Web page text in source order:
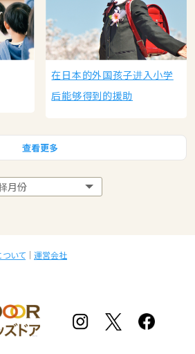
在日本的外国孩子进入小学
后能够得到的援助
查看更多
いて 運営会社